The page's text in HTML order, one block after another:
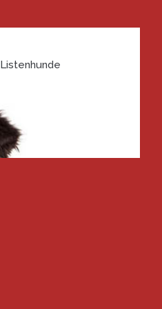
Listenhunde